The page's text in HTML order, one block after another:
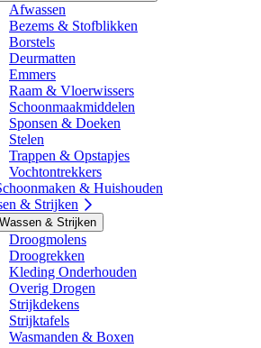
Afwassen
Bezems & Stofblikken
Borstels
Deurmatten
Emmers
Raam & Vloerwissers
Schoonmaakmiddelen
Sponsen & Doeken
Stelen
Trappen & Opstapjes
Vochtontrekkers
& Huishouden
& Strijken
Wassen & Strijken
Droogmolens
Droogrekken
Kleding Onderhouden
Overig Drogen
Strijkdekens
Strijktafels
Wasmanden & Boxen